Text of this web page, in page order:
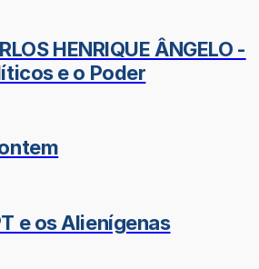
HENRIQUE ÂNGELO -
e o Poder
e os Alienígenas